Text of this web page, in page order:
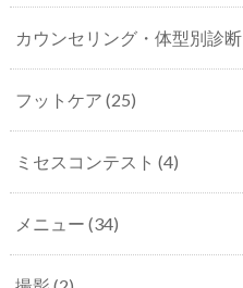
カウンセリング・体型別診断
フットケア (25)
ミセスコンテスト (4)
メニュー (34)